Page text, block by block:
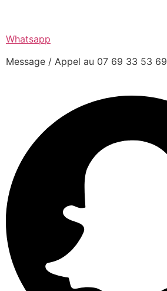
Whatsapp
Message / Appel au 07 69 33 53 69